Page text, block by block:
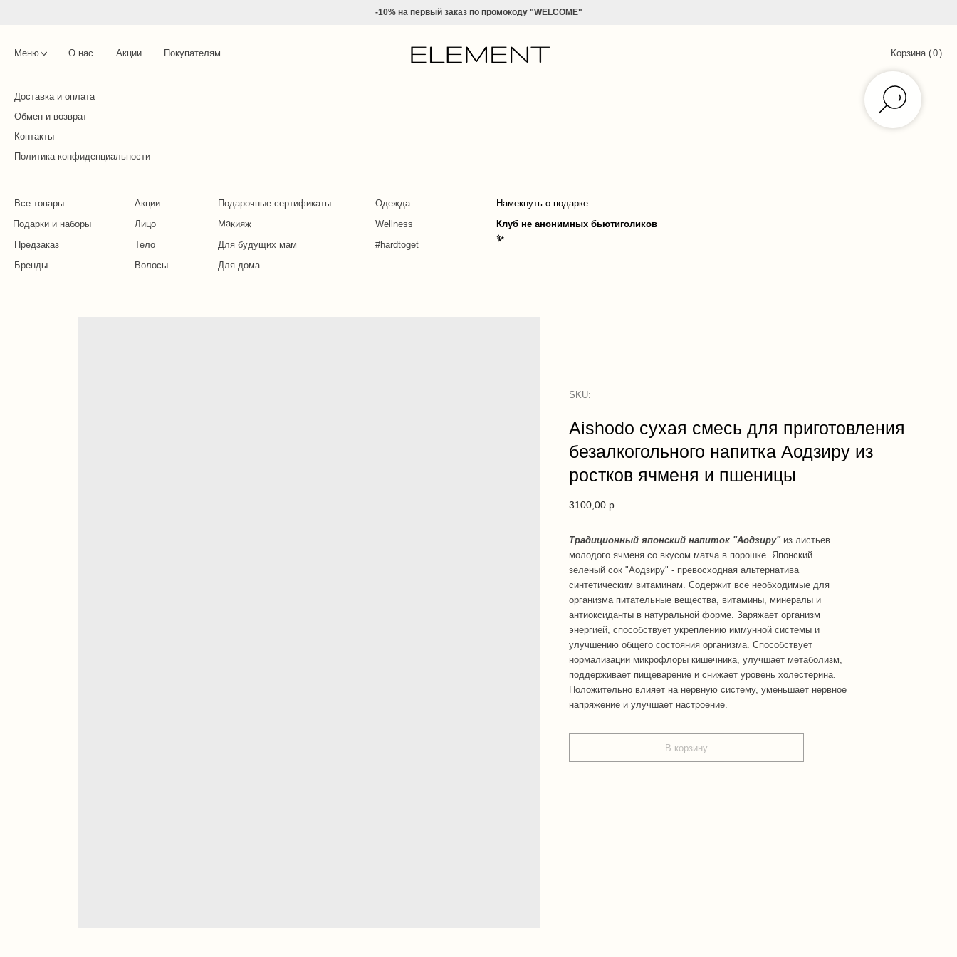
-10% напервый заказ по промокоду "WELCOME"
Меню О нас Акции Покупателям Корзина ( )
0
Доставка и оплата
Обмен и возврат
Контакты
Политика конфиденциальности
Намекнуть о подарке
Подарочные сертификаты
Wellness
Одежда
Подарки и наборы
Для дома
Для будущих мам
Макияж
Волосы
Тело
Лицо
Акции
Бренды
#hardtoget
Все товары
Предзаказ
Клуб не анонимных бьютиголиков
✨
Aishodo сухая смесь для приготовления
безалкогольного напитка Аодзиру из
ростков ячменя и пшеницы
SKU:
3100,00 р.
В корзину
Традиционный японский напиток "Аодзиру" из листьев
молодого ячменя со вкусом матча в порошке. Японский
зеленый сок "Аодзиру" - превосходная альтернатива
синтетическим витаминам. Содержит все необходимые для
организма питательные вещества, витамины, минералы и
антиоксиданты в натуральной форме. Заряжает организм
энергией, способствует укреплению иммунной системы и
улучшению общего состояния организма. Способствует
нормализации микрофлоры кишечника, улучшает метаболизм,
поддерживает пищеварение и снижает уровень холестерина.
Положительно влияет на нервную систему, уменьшает нервное
напряжение и улучшает настроение.